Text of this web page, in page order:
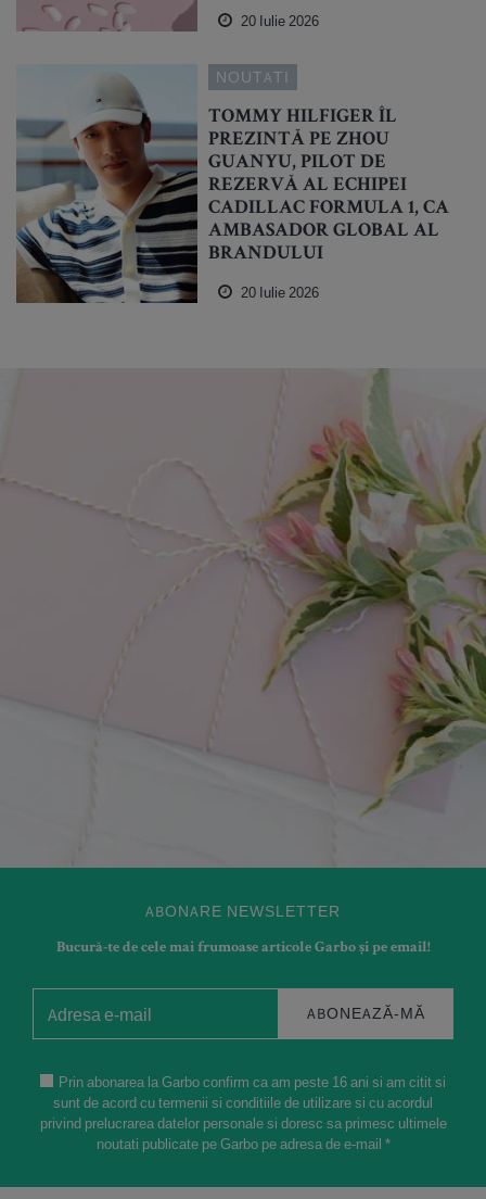
20 Iulie 2026
NOUTATI
TOMMY HILFIGER ÎL
PREZINTĂ PE ZHOU
GUANYU, PILOT DE
REZERVĂ AL ECHIPEI
CADILLAC FORMULA 1, CA
AMBASADOR GLOBAL AL
BRANDULUI
20 Iulie 2026
ABONARE NEWSLETTER
Bucură-te de cele mai frumoase articole Garbo și pe email!
ABONEAZĂ-MĂ
Prin abonarea la Garbo confirm ca am peste 16 ani si am citit si
sunt de acord cu termenii si conditiile de utilizare si cu acordul
privind prelucrarea datelor personale si doresc sa primesc ultimele
noutati publicate pe Garbo pe adresa de e-mail *